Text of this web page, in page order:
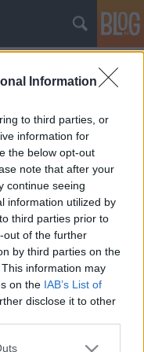
Information
to third parties, or
information for
the below opt-out
note that after your
continue seeing
information utilized by
third parties prior to
out of the further
by third parties on the
information may
on the IAB’s List of
disclose it to other
one or more Google
valahogy
Társaság ugrott be
voltam egy
olyan nagy
mint amennyit
babra